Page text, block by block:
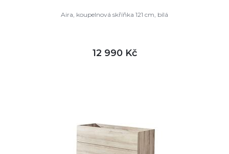
Aira, koupelnová skříňka 121 cm, bílá
12 990 Kč